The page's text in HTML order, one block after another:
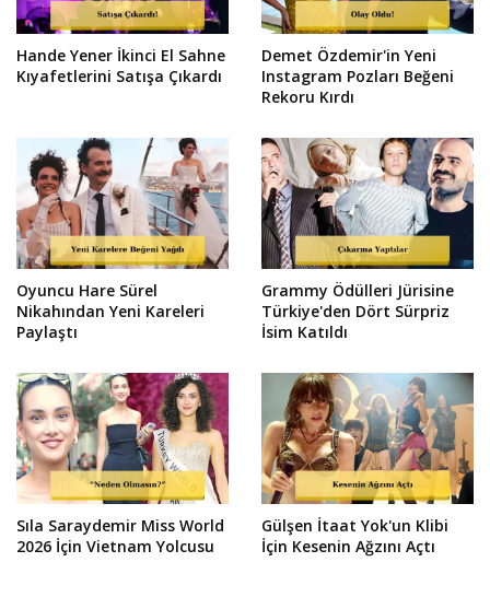
Hande Yener İkinci El Sahne
Kıyafetlerini Satışa Çıkardı
Demet Özdemir'in Yeni
Instagram Pozları Beğeni
Rekoru Kırdı
Oyuncu Hare Sürel
Nikahından Yeni Kareleri
Paylaştı
Grammy Ödülleri Jürisine
Türkiye'den Dört Sürpriz
İsim Katıldı
Sıla Saraydemir Miss World
2026 İçin Vietnam Yolcusu
Gülşen İtaat Yok'un Klibi
İçin Kesenin Ağzını Açtı